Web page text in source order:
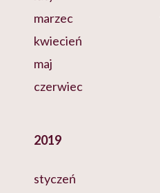
marzec
kwiecień
maj
czerwiec
2019
styczeń